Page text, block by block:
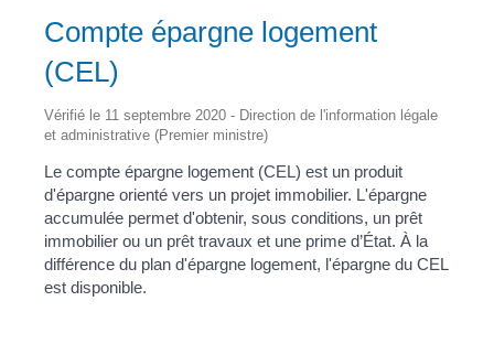
Compte épargne logement
(CEL)
Vérifié le 11 septembre 2020 - Direction de l'information légale
et administrative (Premier ministre)
Le compte épargne logement (CEL) est un produit
d'épargne orienté vers un projet immobilier. L'épargne
accumulée permet d'obtenir, sous conditions, un prêt
immobilier ou un prêt travaux et une prime d’État. À la
différence du plan d'épargne logement, l'épargne du CEL
est disponible.